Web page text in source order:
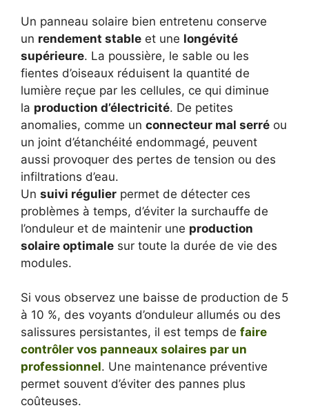
Un panneau solaire bien entretenu conserve
un rendement stable et une longévité
supérieure. La poussière, le sable ou les
fientes d’oiseaux réduisent la quantité de
lumière reçue par les cellules, ce qui diminue
la production d’électricité. De petites
anomalies, comme un connecteur mal serré ou
un joint d’étanchéité endommagé, peuvent
aussi provoquer des pertes de tension ou des
infiltrations d’eau.
Un suivi régulier permet de détecter ces
problèmes à temps, d’éviter la surchauffe de
l’onduleur et de maintenir une production
solaire optimale sur toute la durée de vie des
modules.
Si vous observez une baisse de production de 5
à 10 %, des voyants d’onduleur allumés ou des
salissures persistantes, il est temps de faire
contrôler vos panneaux solaires par un
professionnel. Une maintenance préventive
permet souvent d’éviter des pannes plus
coûteuses.